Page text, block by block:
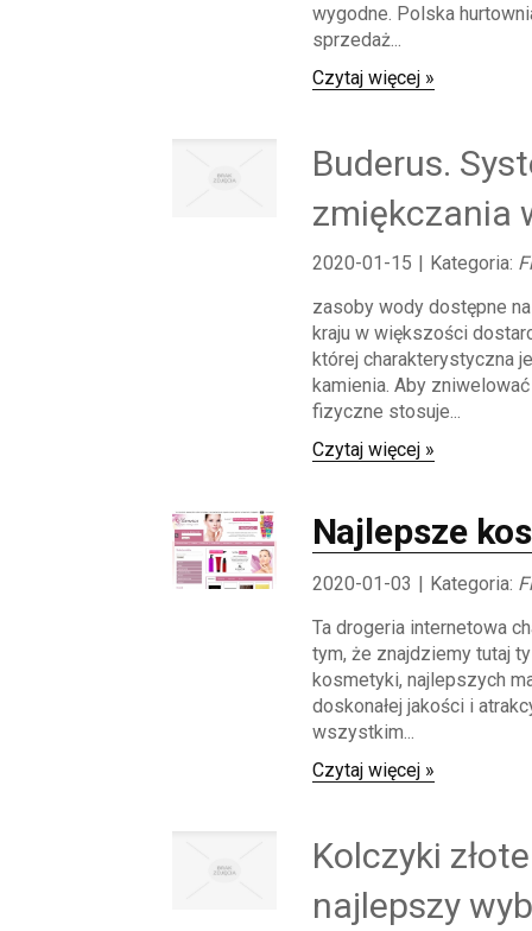
wygodne. Polska
sprzedaż...
Czytaj więcej »
Buderus.
zmiękczania
2020-01-15 | Kategoria:
zasoby wody dostępne
kraju w większości
której charakterystyczna
kamienia. Aby
fizyczne stosuje...
Czytaj więcej »
Najlepsze
2020-01-03 | Kategoria:
Ta drogeria internetowa
tym, że znajdziemy tutaj
kosmetyki, najlepszych
doskonałej jakości i
wszystkim...
Czytaj więcej »
Kolczyki
najlepszy